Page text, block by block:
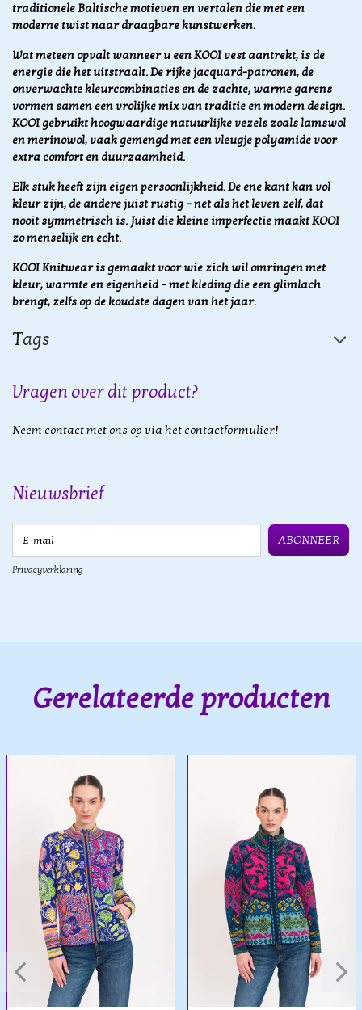
traditionele Baltische motieven en vertalen die met een
moderne twist naar draagbare kunstwerken.
Wat meteen opvalt wanneer u een KOOI vest aantrekt, is de
energie die het uitstraalt. De rijke jacquard-patronen, de
onverwachte kleurcombinaties en de zachte, warme garens
vormen samen een vrolijke mix van traditie en modern design.
KOOI gebruikt hoogwaardige natuurlijke vezels zoals lamswol
en merinowol, vaak gemengd met een vleugje polyamide voor
extra comfort en duurzaamheid.
Elk stuk heeft zijn eigen persoonlijkheid. De ene kant kan vol
kleur zijn, de andere juist rustig – net als het leven zelf, dat
nooit symmetrisch is. Juist die kleine imperfectie maakt KOOI
zo menselijk en echt.
KOOI Knitwear is gemaakt voor wie zich wil omringen met
kleur, warmte en eigenheid – met kleding die een glimlach
brengt, zelfs op de koudste dagen van het jaar.
Tags
Vragen over dit product?
Neem contact met ons op via het contactformulier!
Nieuwsbrief
ABONNEER
Privacyverklaring
Gerelateerde producten